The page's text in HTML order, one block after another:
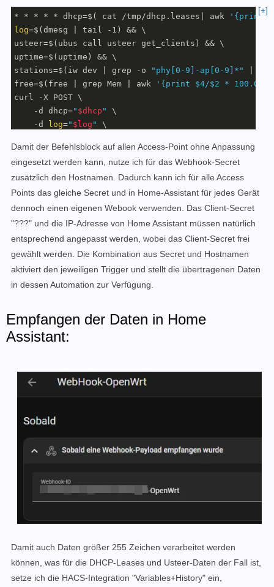
[+]
* * * * * dhcp=$( cat /tmp/dhcp.leases| awk
'{print
log=$(dmesg | tail -1) && \
usteer=$(ubus call usteer get_clients) && \
uptime=$(uptime) && \
stations=$(iw dev | grep -o
"phy[0-9]-ap[0-9]*"
free=$(free | grep Mem | awk
'{print $4/$2 * 100.0}'
curl -X POST \
    -d dhcp=
" $dhcp "
\
    -d
log=" $log "
\
    -d free=
"$free " \
    -d stations=
"$stations" \
    -d usteer=
"$usteer" http://192.168.1.5:8123/api/
Damit der Befehlsblock auf allen Access-Point ohne Anpassung
eingesetzt werden kann, nutze ich für das Webhook-Secret
zusätzlich den Hostnamen. Dadurch kann ich für alle Access
Points das gleiche Secret und in Home-Assistant für jedes Gerät
dennoch einen eigenen Webook verwenden. Das Client-Secret
"???" und die IP-Adresse von Home Assistant müssen natürlich
entsprechend angepasst werden, wobei das Client-Secret frei
gewählt werden. Die Kombination aus Secret und Hostnamen
aktiviert den jeweiligen Trigger und stellt die übertragenen Daten
in dessen Automation zur Verfügung.
Empfangen der Daten in Home
Assistant:
Damit auch Daten größer 255 Zeichen verarbeitet werden
können, was für die DHCP-Leases und Usteer-Daten der Fall ist,
setze ich die HACS-Integration "Variables+History" ein,